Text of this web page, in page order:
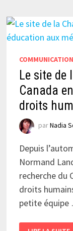
Le site de
Canada
droits
parNadia
Depuis
Normand
recherche du
droits
petite